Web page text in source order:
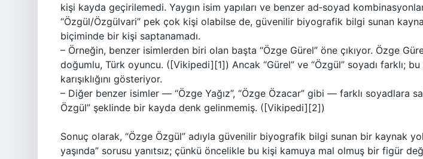
kişi kayda geçirilemedi. Yaygın isim yapıları ve benzer ad‑soyad
“Özgül/Özgülvari” pek çok kişi olabilse de, güvenilir biyografik bilgi sunan
biçiminde bir kişi saptanamadı.
– Örneğin, benzer isimlerden biri olan başta “Özge Gürel” öne çıkıyor. Özge
doğumlu, Türk oyuncu. ([Vikipedi][1]) Ancak “Gürel” ve “Özgül” soyadı farklı;
karışıklığını gösteriyor.
– Diğer benzer isimler — “Özge Yağız”, “Özge Özacar” gibi — farklı soyadlara
Özgül” şeklinde bir kayda denk gelinmemiş. ([Vikipedi][2])
Sonuç olarak, “Özge Özgül” adıyla güvenilir biyografik bilgi sunan bir kaynak
yaşında” sorusu yanıtsız; çünkü öncelikle bu kişi kamuya mal olmuş bir figür